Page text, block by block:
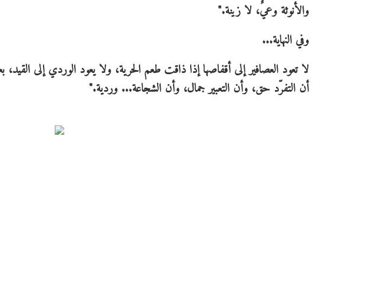
والأنوثة وعيٌ، لا زينة."
وفي النهاية...
لا تعود العصافير إلى أقفاصها إذا ذاقت طعم الحرية، ولا يعود الوردي إلى
أن التفرّد حق، وأن التعبير جمال، وأن الشجاعة... وردية."